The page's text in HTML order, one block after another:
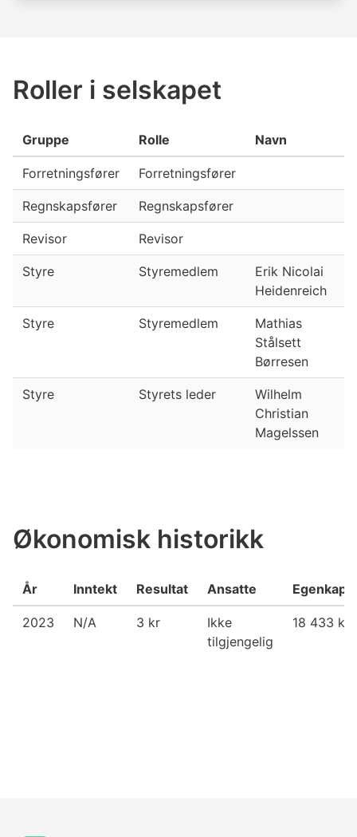
Roller i selskapet
Gruppe Rolle Navn
Forretningsfører Forretningsfører
Regnskapsfører Regnskapsfører
Revisor Revisor
Styre Styremedlem
Erik Nicolai
Heidenreich
Styre Styremedlem
Mathias
Stålsett
Børresen
Styre Styrets leder
Wilhelm
Christian
Magelssen
Økonomisk historikk
År Inntekt Resultat Ansatte
2023 N/A 3 kr
Ikke
tilgjengelig
18 433 kr